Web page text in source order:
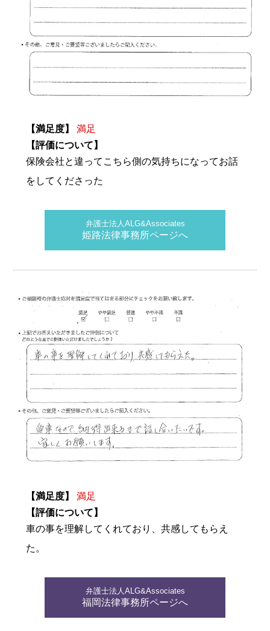
【満足度】
満足
【評価について】
保険会社と違ってこちら側の気持ちになってお話
をしてくださった
弁護士法人ALG&Associates
姫路法律事務所ページへ
【満足度】
満足
【評価について】
車の事を理解してくれており、共感してもらえ
た。
弁護士法人ALG&Associates
福岡法律事務所ページへ